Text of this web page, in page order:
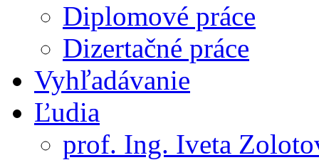
Diplomové práce
Dizertačné práce
Vyhľadávanie
Ľudia
prof. Ing. Iveta